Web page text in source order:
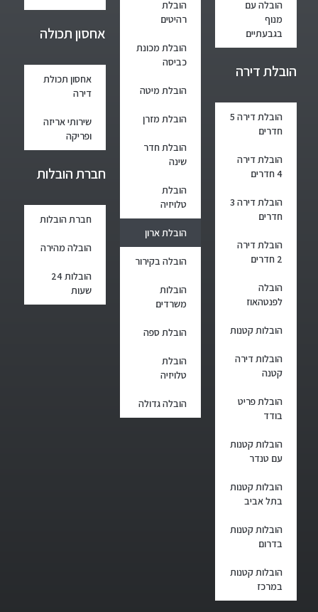
הובלה עם
מנוף
בגבעתיים
הובלת דירה
הובלת דירה 5
חדרים
הובלת דירה
4 חדרים
הובלת דירה 3
חדרים
הובלת דירה
2 חדרים
הובלה
לפנטהאוז
הובלות קטנות
הובלות דירה
קטנה
הובלת פריט
בודד
הובלות קטנות
עם טנדר
הובלות קטנות
בתל אביב
הובלות קטנות
בדרום
הובלות קטנות
במרכז
הובלת
רהיטים
הובלת מכונת
כביסה
הובלת מיטה
הובלת מזרן
הובלת חדר
שינה
הובלת
טלויזיה
הובלת ארון
הובלה בקירור
הובלות
משרדים
הובלת ספה
הובלת
טלויזיה
הובלה גדולה
אחסון תכולה
אחסון תכולת
דירה
שירותי אריזה
ופריקה
חברת הובלות
חברת הובלות
הובלה מהירה
הובלות 24
שעות